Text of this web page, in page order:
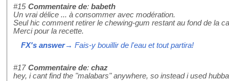
#15 Commentaire de: babeth
Un vrai délice ... à consommer avec modération.
Seul hic comment retirer le chewing-gum restant au fond de la
Merci pour la recette.
FX's answer→ Fais-y bouillir de l'eau et tout partira!
#17 Commentaire de: chaz
hey, i cant find the "malabars" anywhere, so instead i used